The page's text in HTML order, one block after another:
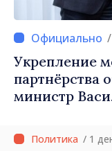
Укрепление
партнёрства
министр Василе Тофан и посол Швеции
/ 1